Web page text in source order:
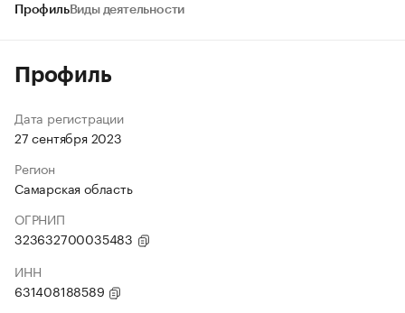
ПрофильВиды деятельности
Профиль
Дата регистрации
27 сентября 2023
Регион
Самарская область
ОГРНИП
323632700035483
ИНН
631408188589